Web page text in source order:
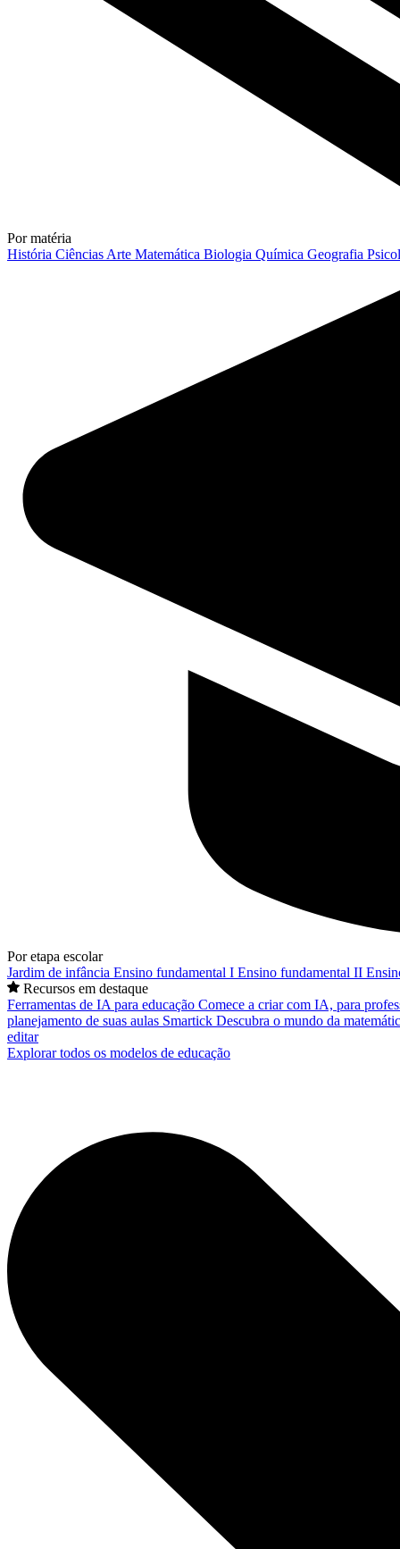
Por matéria
História Ciências Arte Matemática Biologia Química Geografia
Por etapa escolar
Jardim de infância Ensino fundamental I Ensino fundamental II
Recursos em destaque
Ferramentas de IA para educação Comece a criar com IA, para
planejamento de suas aulas Smartick Descubra o mundo da
editar
Explorar todos os modelos de educação